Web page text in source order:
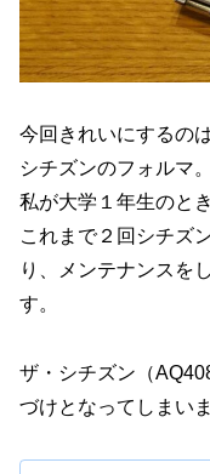
今回きれいにするの
シチズンのフォルマ。
私が大学１年生のと
これまで２回シチズ
り、メンテナンスを
す。
ザ・シチズン（
づけとなってしまい